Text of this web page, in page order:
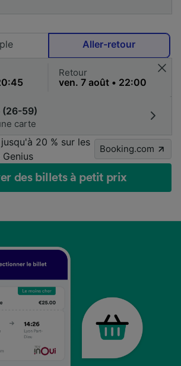
Aller-retour
Retour
(26-59)
carte
20 % sur les
Booking.com
des billets à petit prix